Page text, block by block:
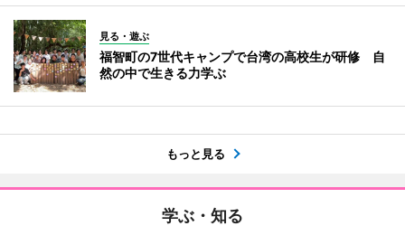
見る・遊ぶ
福智町の7世代キャンプで台湾の高校生が研修 自
然の中で生きる力学ぶ
もっと見る
学ぶ・知る